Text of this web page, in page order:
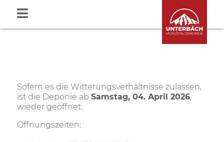
Sofern es die Witterungsverhältnisse zulassen,
ist die Deponie ab Samstag, 04. April 2026,
wieder geöffnet.
Öffnungszeiten: